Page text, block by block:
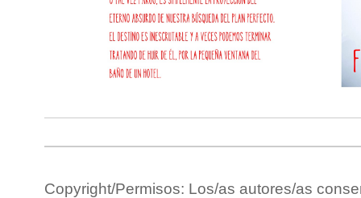
Copyright/Permisos: Los/as autores/as